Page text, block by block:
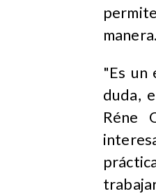
"Es un
duda,
Réne